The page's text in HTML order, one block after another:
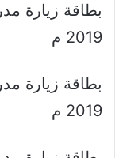
2019 م
2019 م